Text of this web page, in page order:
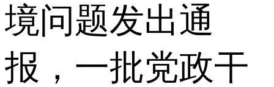
境问题发出通
报，一批党政干